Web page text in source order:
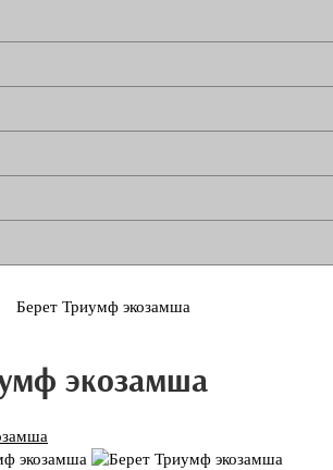
Берет Триумф экозамша
экозамша